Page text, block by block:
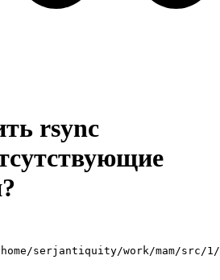
rsync
serjantiquity/work/mam/src/